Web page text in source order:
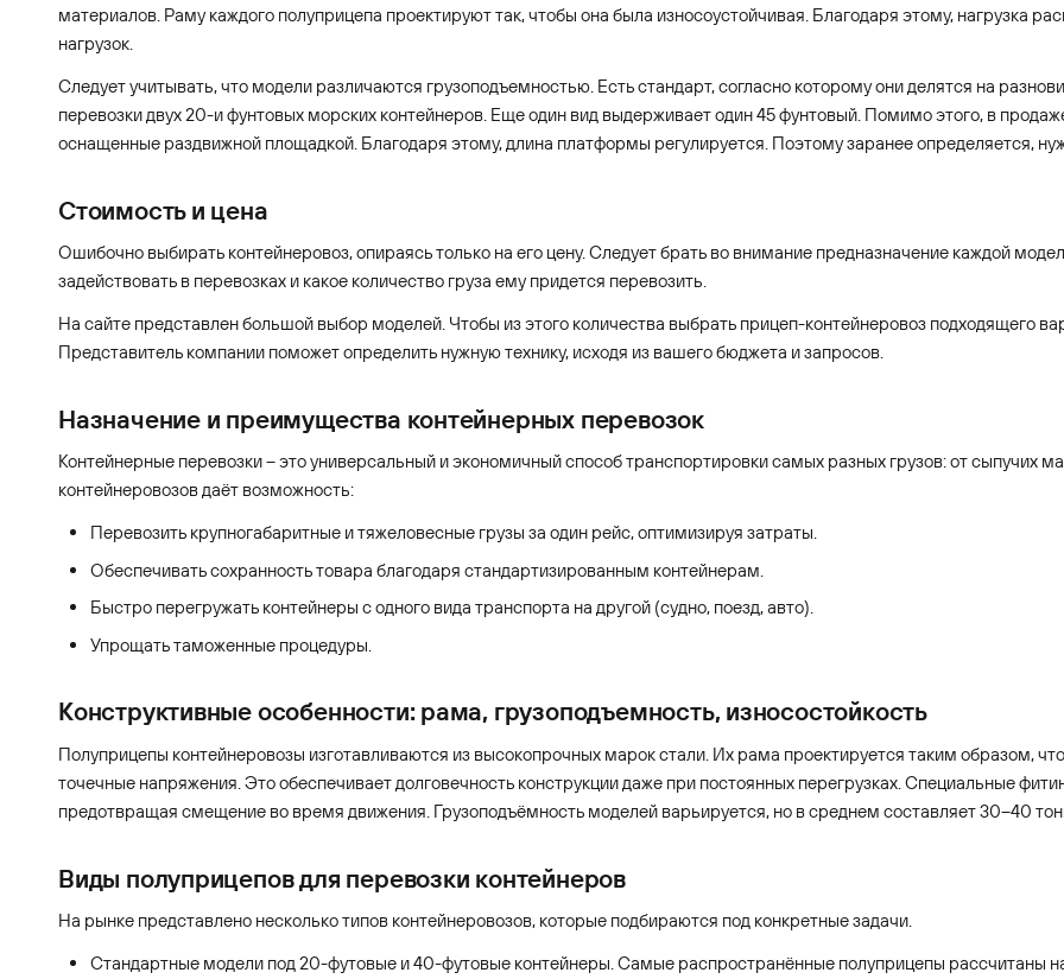
материалов. Раму каждого полуприцепа проектируют так, чтобы она была износоустойчивая. Благодаря этому, нагрузка
нагрузок.
Следует учитывать, что модели различаются грузоподъемностью. Есть стандарт, согласно которому они делятся на
перевозки двух 20-и фунтовых морских контейнеров. Еще один вид выдерживает один 45 фунтовый. Помимо этого, в
оснащенные раздвижной площадкой. Благодаря этому, длина платформы регулируется. Поэтому заранее определяется,
Стоимость и цена
Ошибочно выбирать контейнеровоз, опираясь только на его цену. Следует брать во внимание предназначение каждой
задействовать в перевозках и какое количество груза ему придется перевозить.
На сайте представлен большой выбор моделей. Чтобы из этого количества выбрать прицеп-контейнеровоз подходящего
Представитель компании поможет определить нужную технику, исходя из вашего бюджета и запросов.
Назначение и преимущества контейнерных перевозок
Контейнерные перевозки – это универсальный и экономичный способ транспортировки самых разных грузов: от сыпучих
контейнеровозов даёт возможность:
Перевозить крупногабаритные и тяжеловесные грузы за один рейс, оптимизируя затраты.
Обеспечивать сохранность товара благодаря стандартизированным контейнерам.
Быстро перегружать контейнеры с одного вида транспорта на другой (судно, поезд, авто).
Упрощать таможенные процедуры.
Конструктивные особенности: рама, грузоподъемность, износостойкость
Полуприцепы контейнеровозы изготавливаются из высокопрочных марок стали. Их рама проектируется таким образом,
точечные напряжения. Это обеспечивает долговечность конструкции даже при постоянных перегрузках. Специальные
предотвращая смещение во время движения. Грузоподъёмность моделей варьируется, но в среднем составляет 30–40
Виды полуприцепов для перевозки контейнеров
На рынке представлено несколько типов контейнеровозов, которые подбираются под конкретные задачи.
Стандартные модели под 20-футовые и 40-футовые контейнеры. Самые распространённые полуприцепы рассчитаны